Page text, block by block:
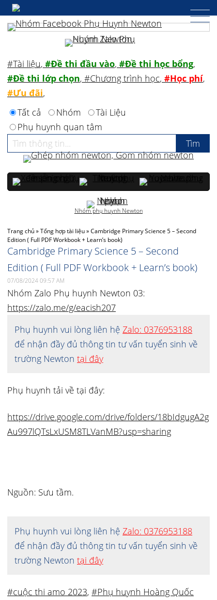
Trang chủ»Tổng hợp tài liệu»Cambridge Primary Science 5 – Second
Edition ( Full PDF Workbook + Learn’s book)
Cambridge Primary Science 5 – Second
Edition ( Full PDF Workbook + Learn’s book)
07/08/2024 09:57 AM
Nhóm Zalo Phụ huynh Newton 03:
https://zalo.me/g/eacish207
Phụ huynh vui lòng liên hệ Zalo: 0376953188
để nhận đầy đủ thông tin tư vấn tuyển sinh về
trường Newton tại đây
Phụ huynh tải về tại đây:
https://drive.google.com/drive/folders/1 8bIdgugA2g
Au997lQTsLxUSM8TLVanMB?usp=sharing
Nguồn: Sưu tầm.
Phụ huynh vui lòng liên hệ Zalo: 0376953188
để nhận đầy đủ thông tin tư vấn tuyển sinh về
trường Newton tại đây
#cuộc thi amo 2023, #Phụ huynh Hoàng Quốc
#Tài liệu, #Đề thi đầu vào, #Đề thi học bổng,
#Đề thi lớp chọn, #Chương trình học, #Học phí,
#Ưu đãi,
Tất cả
Nhóm
Tài Liệu
Phụ huynh quan tâm
Nhóm phụ huynh Newton